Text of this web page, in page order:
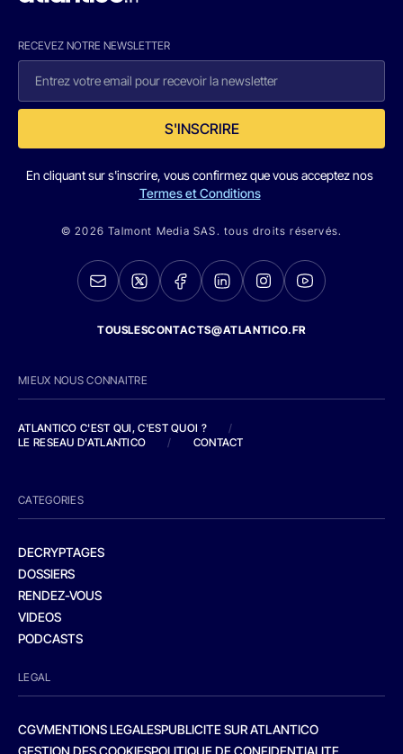
RECEVEZ NOTRE NEWSLETTER
S'INSCRIRE
En cliquant sur s'inscrire, vous confirmez que vous acceptez nos
Termes et Conditions
© 2026 Talmont Media SAS. tous droits réservés.
TOUSLESCONTACTS@ATLANTICO.FR
MIEUX NOUS CONNAITRE
ATLANTICO C'EST QUI, C'EST QUOI ?
/
LE RESEAU D'ATLANTICO
/ CONTACT
CATEGORIES
DECRYPTAGES
DOSSIERS
RENDEZ-VOUS
VIDEOS
PODCASTS
LEGAL
CGVMENTIONS LEGALESPUBLICITE SUR ATLANTICO